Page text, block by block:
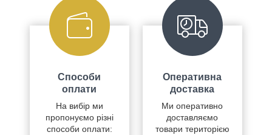
Способи
оплати
На вибір ми
пропонуємо різні
способи оплати:
Оперативна
доставка
Ми оперативно
доставляємо
товари територією